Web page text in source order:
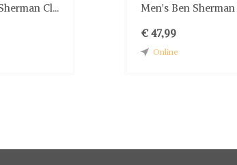
Cl...
Men's Ben Sherman
€ 47,99
Online